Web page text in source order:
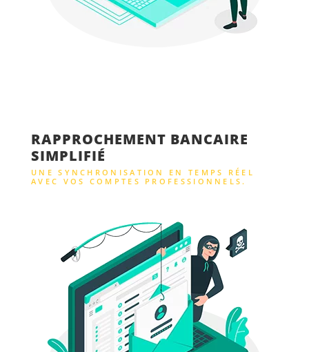
RAPPROCHEMENT BANCAIRE
SIMPLIFIÉ
UNE SYNCHRONISATION EN TEMPS RÉEL
AVEC VOS COMPTES PROFESSIONNELS.